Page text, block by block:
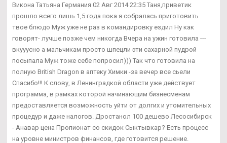
Викона Татьяна Германия 02 Авг 2014 22:35 Таня,приветик
прошло всего лишь 1,5 года пока я собралась приготовить
твое блюдо Муж уже не раз в командировку ездил Ну как
говорят- лучше позже чем никогда Вчера на ужин готовила ---
вкууусно а мальчикам просто шпецли эти сахарной пудрой
посыпала Муж тоже себе попросил))) Так что готовила на
полную British Dragon в аптеку Химки -за вечер все сьели
Спасибо!!! К слову, в Ленинградкой области уже действует
программа, в рамках которой начинающим бизнесменам
предоставляется возможность уйти от долгих и утомительных
процедур и даже налогов. Дростанол 100 дешево Лесосибирск
- Анавар цена Пропионат со скидок Сыктывкар? Есть процесс
на уровне министров финансов, где готовится решение.